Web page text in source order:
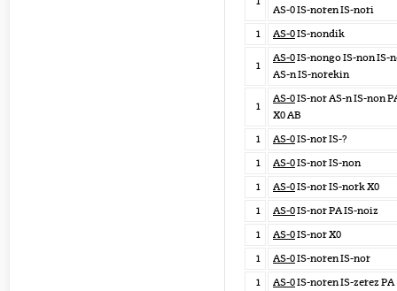
AS-0 IS-noren IS-nori
1
AS-0IS-nondik
1
AS-0IS-nongo IS-non IS-
AS-n IS-norekin
1
AS-0IS-nor AS-n IS-non
X0 AB
1
AS-0IS-nor IS-?
1
AS-0IS-nor IS-non
1
AS-0IS-nor IS-nork X0
1
AS-0IS-nor PA IS-noiz
1
AS-0IS-nor X0
1
AS-0IS-noren IS-nor
1
AS-0IS-noren IS-zerez PA